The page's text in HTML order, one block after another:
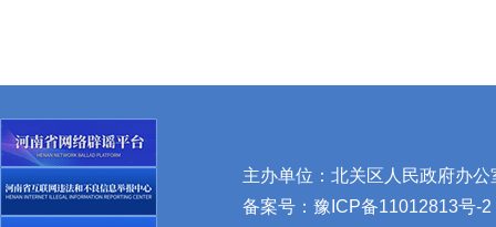
主办单位：北关区人民政府办
备案号： 豫ICP备11012813号-2